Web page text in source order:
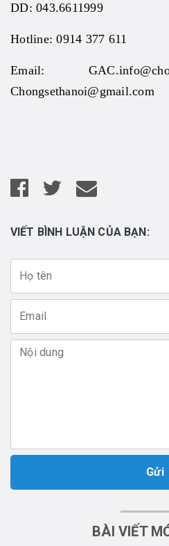
DD: 043.6611999
Hotline: 0914 377 611
Email:
Chongsethanoi@gmail.com
VIẾT BÌNH LUẬN CỦA BẠN:
Gửi
BÀI VIẾT